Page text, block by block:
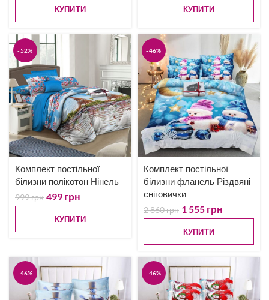
КУПИТИ КУПИТИ
-52%
Комплект постільної
білизни полікотон Нінель
999грн 499 грн
КУПИТИ
-46%
Комплект постільної
білизни фланель Різдвяні
сніговички
2 860грн 1 555 грн
КУПИТИ
-46% -46%